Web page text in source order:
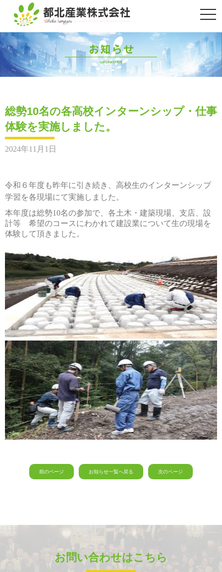
総勢10名の各高校インターンシップ・仕事
体験を実施しました。
2024年11月1日
令和６年度も昨年に引き続き、高校生のインターンシップ
学習を各現場にて実施しました。
本年度は総勢10名の参加で、各土木・建築現場、支店、設
計等 希望のコースにわかれて建設業について生の現場を
体験して頂きました。
前のページ お知らせ一覧へ戻る 次のページ
お問い合わせはこちら